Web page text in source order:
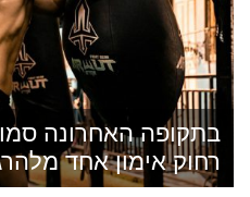
בתקופה האחרונה
רחוק אימון אחד